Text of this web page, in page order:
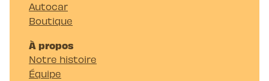
Autocar
Boutique
À propos
Notre histoire
Équipe